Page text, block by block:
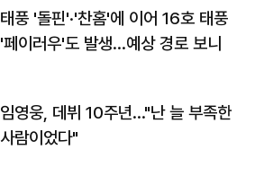
태풍 '돌핀'·'찬홈'에 이어 16호 태풍
'페이러우'도 발생…예상 경로 보니
임영웅, 데뷔 10주년…"난 늘 부족한
사람이었다"